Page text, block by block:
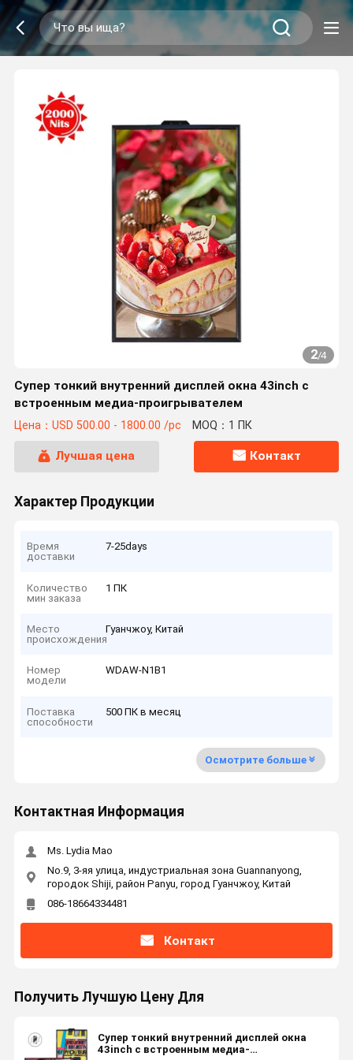
2/4
Супер тонкий внутренний дисплей окна 43inch с
встроенным медиа-проигрывателем
Цена：USD 500.00 - 1800.00 /pc MOQ：1 ПК
Лучшая цена Контакт
Характер Продукции
Время
доставки
7-25days
Количество
мин заказа
1 ПК
Место
происхождения
Гуанчжоу, Китай
Номер
модели
WDAW-N1B1
Поставка
способности
500 ПК в месяц
Осмотрите больше
Контактная Информация
Ms. Lydia Mao
No.9, 3-яя улица, индустриальная зона Guannanyong,
городок Shiji, район Panyu, город Гуанчжоу, Китай
086-18664334481
Контакт
Получить Лучшую Цену Для
Супер тонкий внутренний дисплей окна
43inch с встроенным медиа-